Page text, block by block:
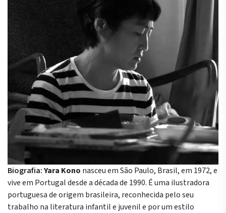
Biografia:Yara Kono nasceu em São Paulo, Brasil, em 1972, e
vive em Portugal desde a década de 1990. É uma ilustradora
portuguesa de origem brasileira, reconhecida pelo seu
trabalho na literatura infantil e juvenil e por um estilo